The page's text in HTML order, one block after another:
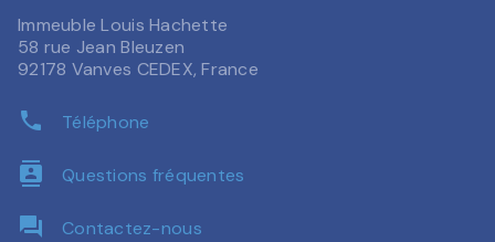
Immeuble Louis Hachette
58 rue Jean Bleuzen
92178 Vanves CEDEX, France
phone Téléphone
contacts Questions fréquentes
question_answer Contactez-nous